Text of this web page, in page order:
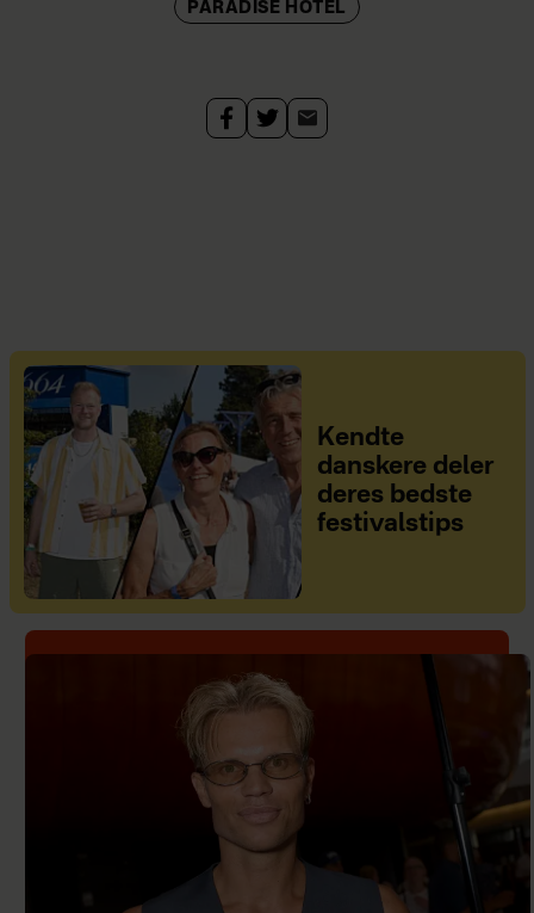
PARADISE HOTEL
Kendte
danskere deler
deres bedste
festivalstips